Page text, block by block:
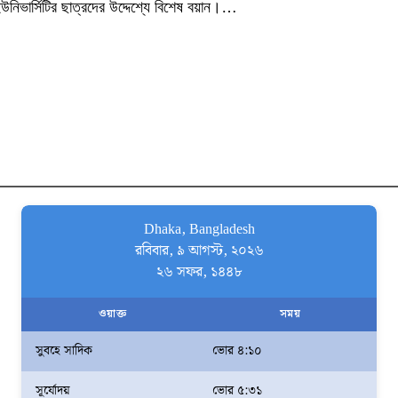
ছাত্রদের উদ্দেশ্যে বিশেষ বয়ান।…
Dhaka, Bangladesh
রবিবার, ৯ আগস্ট, ২০২৬
২৬ সফর, ১৪৪৮
ওয়াক্ত সময়
সুবহে সাদিক ভোর ৪:১০
সূর্যোদয় ভোর ৫:৩১